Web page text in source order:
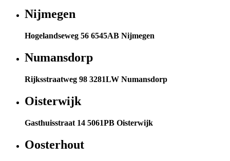
Nijmegen
Hogelandseweg 56 6545AB Nijmegen
Numansdorp
Rijksstraatweg 98 3281LW Numansdorp
Oisterwijk
Gasthuisstraat 14 5061PB Oisterwijk
Oosterhout